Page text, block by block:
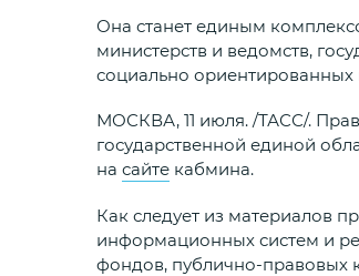
Она станет единым
министерств и ведомств,
социально ориентированных
МОСКВА, 11 июля. /ТАСС/.
государственной единой
на сайте кабмина.
Как следует из материалов
информационных систем и
фондов, публично-правовых